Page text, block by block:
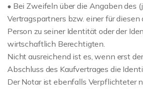
• Bei Zweifeln über die Angaben des
Vertragspartners bzw. einer für
Person zu seiner Identität oder der
wirtschaftlich Berechtigten.
Nicht ausreichend ist es, wenn erst
Abschluss des Kaufvertrages die
Der Notar ist ebenfalls Verpflichteter